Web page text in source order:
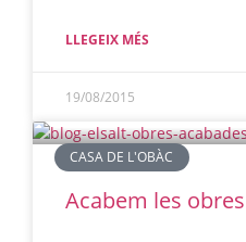
LLEGEIX MÉS
19/08/2015
CASA DE L'OBÀC
Acabem les